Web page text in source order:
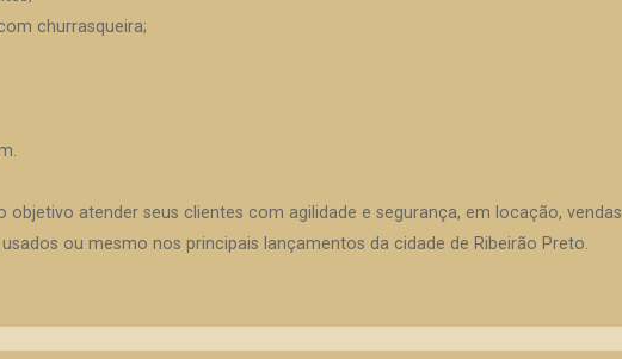
churrasqueira;
objetivo atender seus clientes com agilidade e segurança, em locação, vendas
ou mesmo nos principais lançamentos da cidade de Ribeirão Preto.